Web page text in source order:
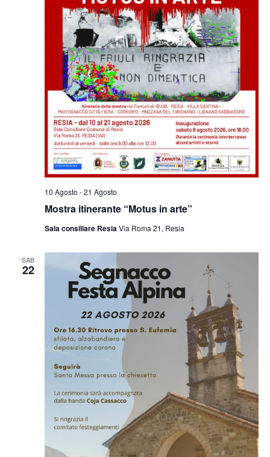
Mostra itinerante “Motus in arte”
10 Agosto -21 Agosto
Sala consiliare ResiaVia Roma 21, Resia
SAB
22